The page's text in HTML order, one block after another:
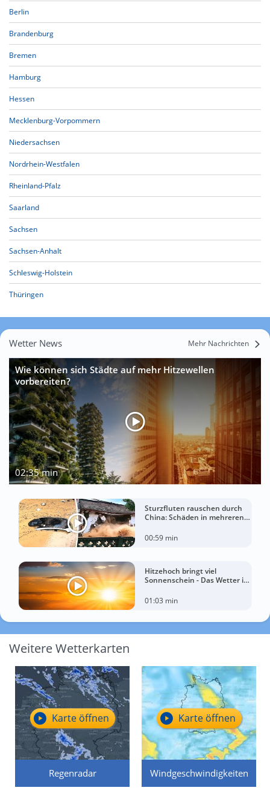
Berlin
Brandenburg
Bremen
Hamburg
Hessen
Mecklenburg-Vorpommern
Niedersachsen
Nordrhein-Westfalen
Rheinland-Pfalz
Saarland
Sachsen
Sachsen-Anhalt
Schleswig-Holstein
Thüringen
Wetter News Mehr Nachrichten
Wie können sich Städte auf mehr Hitzewellen
vorbereiten?
02:35 min
Sturzfluten rauschen durch
China: Schäden in mehreren
00:59 min
Hitzehoch bringt viel
Sonnenschein - Das Wetter in
01:03 min
Weitere Wetterkarten
Regenradar
Karte öffnen
Windgeschwindigkeiten
Karte öffnen